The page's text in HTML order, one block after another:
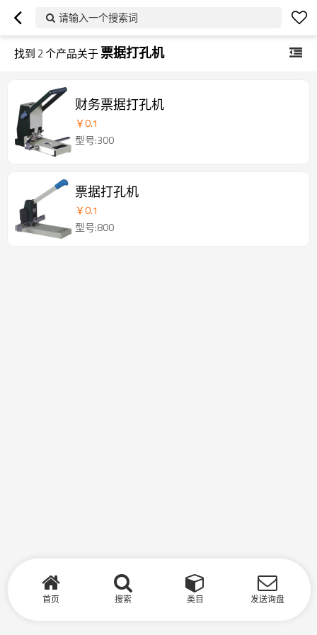
请输入一个搜索词
找到 2个产品关于票据打孔机
财务票据打孔机
￥0.1
型号:300
票据打孔机
￥0.1
型号:800
首页 搜索 类目 发送询盘